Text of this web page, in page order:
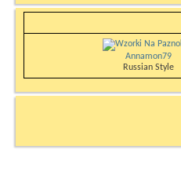
Annamon79
Russian Style